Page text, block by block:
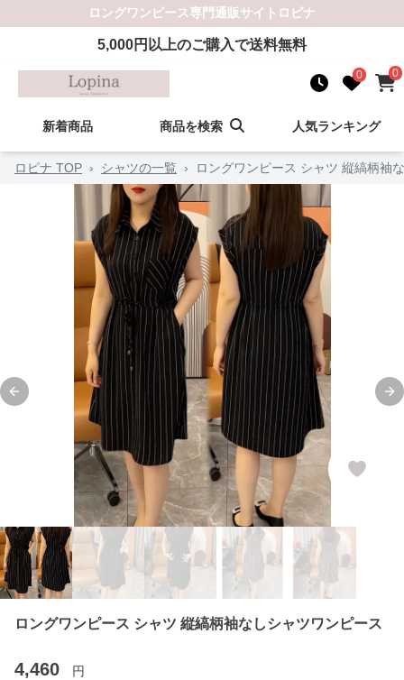
ロングワンピース専門通販サイト ロピナ
5,000円以上のご購入で送料無料
0 0
新着商品 商品を検索 人気ランキング
ロピナ TOP › シャツの一覧 › ロングワンピース シャツ 縦縞柄袖
Previous slide
ロングワンピース シャツ 縦縞柄袖なしシャツワンピース
4,460 円